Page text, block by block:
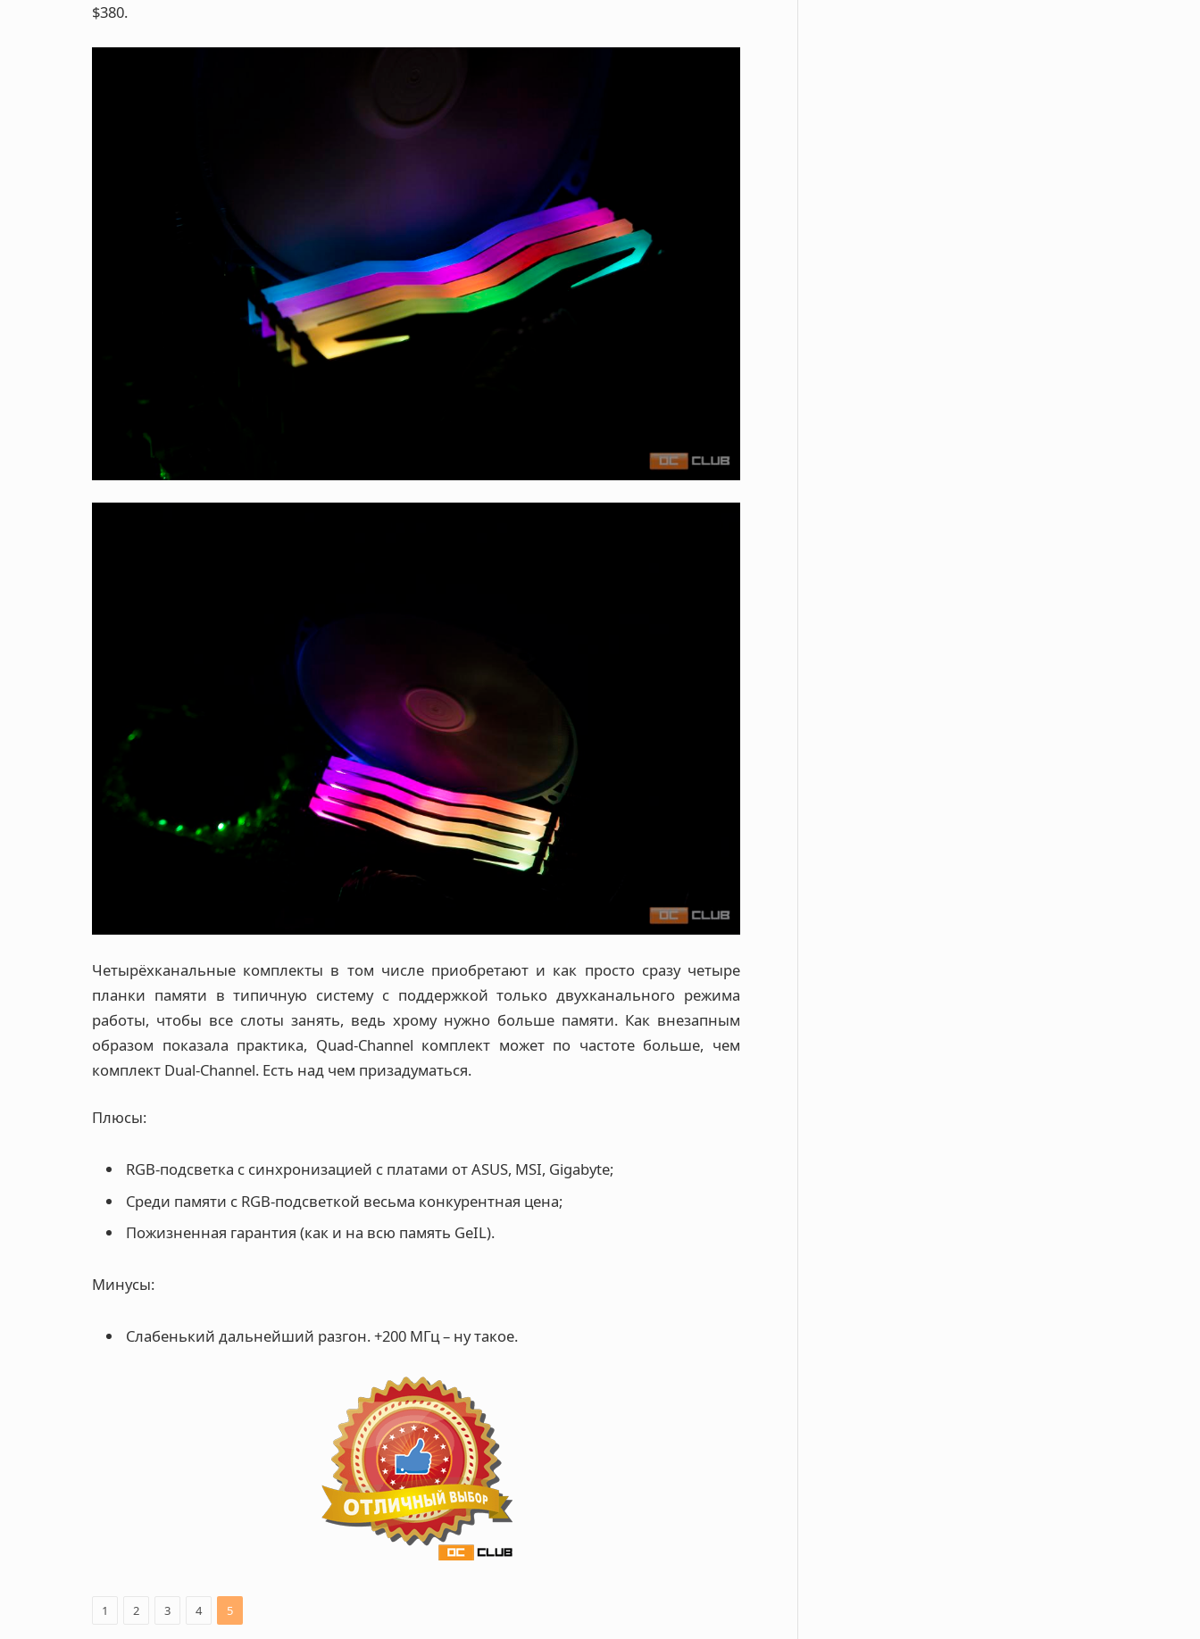
$380.
Четырёхканальные комплекты в том числе приобретают и как просто сразу четыре
планки памяти в типичную систему с поддержкой только двухканального режима
работы, чтобы все слоты занять, ведь хрому нужно больше памяти. Как внезапным
образом показала практика, Quad-Channel комплект может по частоте больше, чем
комплект Dual-Channel. Есть над чем призадуматься.
Плюсы:
RGB-подсветка с синхронизацией с платами от ASUS, MSI, Gigabyte;
Среди памяти с RGB-подсветкой весьма конкурентная цена;
Пожизненная гарантия (как и на всю память GeIL).
Минусы:
Слабенький дальнейший разгон. +200 МГц – ну такое.
1 2 3 4 5